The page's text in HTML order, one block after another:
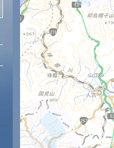
10時 11時 12時 13時
27 30